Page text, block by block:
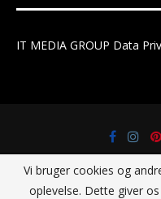
IT MEDIA GROUP Data
Vi bruger cookies og
oplevelse. Dette giver